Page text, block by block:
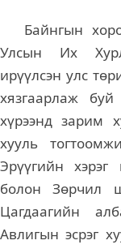
Байнгын
Улсын Их
ирүүлсэн улс
хязгаарлаж
хүрээнд зарим
хууль
Эрүүгийн
болон Зөрчил
Цагдаагийн
Авлигын эсрэг